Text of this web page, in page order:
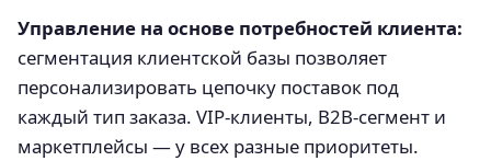
Управление на основе потребностей клиента:
сегментация клиентской базы позволяет
персонализировать цепочку поставок под
каждый тип заказа. VIP-клиенты, B2B-сегмент и
маркетплейсы — у всех разные приоритеты.